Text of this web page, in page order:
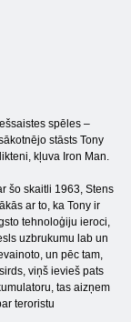
spēles –
stāsts Tony
kļuva Iron Man.
šo skaitli 1963, Stens
ar to, ka Tony ir
tehnoloģiju ieroci,
uzbrukumu lab un
un pēc tam,
viņš ievieš pats
tas aizņem
teroristu